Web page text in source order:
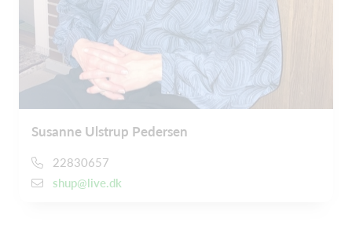
Susanne Ulstrup Pedersen
22830657
shup@live.dk